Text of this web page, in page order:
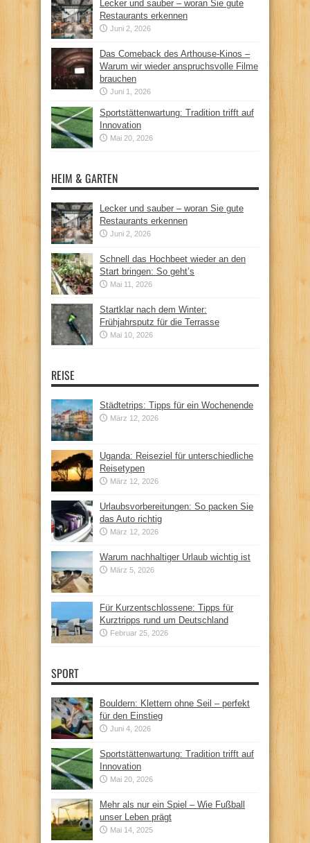
Lecker und sauber – woran Sie gute
Restaurants erkennen
Juni 2, 2026
Das Comeback des Arthouse-Kinos –
Warum wir wieder anspruchsvolle Filme
brauchen
Juni 1, 2026
Sportstättenwartung: Tradition trifft auf
Innovation
Mai 20, 2026
HEIM & GARTEN
Lecker und sauber – woran Sie gute
Restaurants erkennen
Juni 2, 2026
Schnell das Hochbeet wieder an den
Start bringen: So geht’s
Mai 11, 2026
Startklar nach dem Winter:
Frühjahrsputz für die Terrasse
Mai 10, 2026
REISE
Städtetrips: Tipps für ein Wochenende
März 12, 2026
Uganda: Reiseziel für unterschiedliche
Reisetypen
März 12, 2026
Urlaubsvorbereitungen: So packen Sie
das Auto richtig
März 12, 2026
Warum nachhaltiger Urlaub wichtig ist
März 5, 2026
Für Kurzentschlossene: Tipps für
Kurztripps rund um Deutschland
Februar 25, 2026
SPORT
Bouldern: Klettern ohne Seil – perfekt
für den Einstieg
Juni 4, 2026
Sportstättenwartung: Tradition trifft auf
Innovation
Mai 20, 2026
Mehr als nur ein Spiel – Wie Fußball
unser Leben prägt
Mai 14, 2025